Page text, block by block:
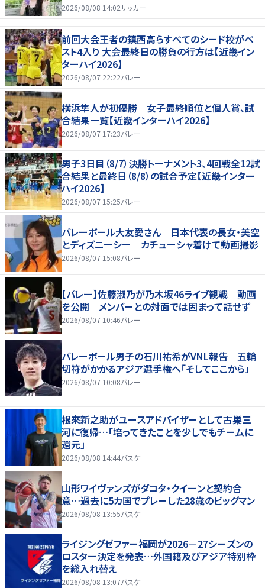
る」「女優さんかと」
2026/08/08 14:02サッカー
前回大会王者の鎮西高らすべてのシード校がベ
スト4入り 大会最終日の勝負の行方は【近畿イン
ターハイ2026】
2026/08/07 22:22バレー
横浜隼人が初優勝 女子最終順位と個人賞、試
合結果一覧【近畿インターハイ2026】
2026/08/07 17:23バレー
男子3日目（8/7）決勝トーナメント3、4回戦全12試
合結果と最終日（8/8）の試合予定【近畿インター
ハイ2026】
2026/08/07 15:25バレー
バレーボール大友愛さん 日本代表の長女・美空
とディズニーシー カチューシャ着けて動画撮影
2026/08/07 15:08バレー
【バレー】佐藤淑乃が乃木坂46ライブ観戦 動画
を公開 メンバーとの対面では固まって話せず
2026/08/07 10:46バレー
バレーボール男子の石川祐希がVNL報告 五輪
切符がかかるアジア選手権へ「そしてここから」
2026/08/07 10:08バレー
根來新之助がユースアドバイザーとして古巣三
河に復帰…「培ってきたことを少しでもチームに
還元」
2026/08/08 14:44バスケ
山形ワイヴァンズがダコタ・クイーンと契約合
意…過去に5カ国でプレーした28歳のビッグマン
2026/08/08 13:55バスケ
ライジングゼファー福岡が2026－27シーズンの
ロスター決定を発表…外国籍及びアジア特別枠
を総入れ替え
2026/08/08 13:07バスケ